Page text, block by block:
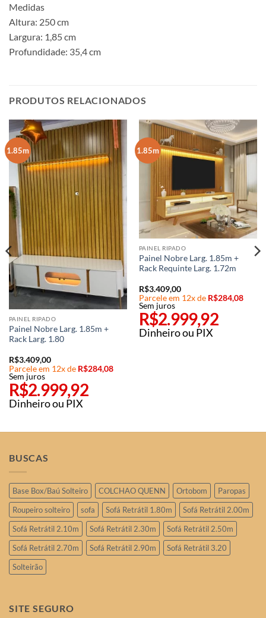
Medidas
Altura: 250 cm
Largura: 1,85 cm
Profundidade: 35,4 cm
PRODUTOS RELACIONADOS
1.85m
PAINEL RIPADO
Painel Nobre Larg. 1.85m +
Rack Larg. 1.80
R$3.409,00
Parcele em 12x de R$284,08
Sem juros
R$2.999,92
Dinheiro ou PIX
1.85m
PAINEL RIPADO
Painel Nobre Larg. 1.85m +
Rack Requinte Larg. 1.72m
R$3.409,00
Parcele em 12x de R$284,08
Sem juros
R$2.999,92
Dinheiro ou PIX
BUSCAS
Base Box/Baú Solteiro COLCHAO QUENN Ortobom
Paropas
Roupeiro solteiro
sofa Sofá Retrátil 1.80m
Sofá Retrátil 2.00m
Sofá Retrátil 2.10m
Sofá Retrátil 2.30m
Sofá Retrátil 2.50m
Sofá Retrátil 2.70m
Sofá Retrátil 2.90m
Sofá Retrátil 3.20
Solteirão
SITE SEGURO